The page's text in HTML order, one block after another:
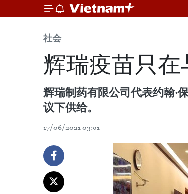
社会
辉瑞疫苗只
辉瑞制药有限公司代表约翰·
议下供给。
17/06/2021 03:01